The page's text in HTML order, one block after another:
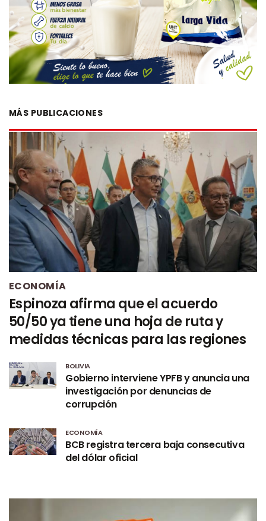
MÁS PUBLICACIONES
ECONOMÍA
Espinoza afirma que el acuerdo
50/50 ya tiene una hoja de ruta y
medidas técnicas para las regiones
BOLIVIA
Gobierno interviene YPFB y anuncia una
investigación por denuncias de
corrupción
ECONOMÍA
BCB registra tercera baja consecutiva
del dólar oficial